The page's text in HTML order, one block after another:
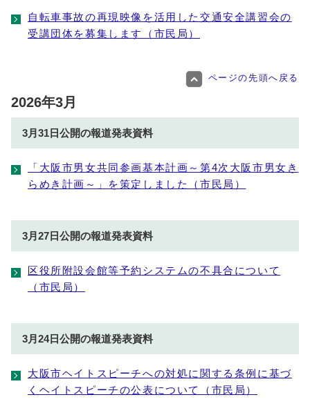
自転車事故の再現映像を活用した交通安全講習会の
受講団体を募集します（市民局）
ページの先頭へ戻る
2026年3月
3月31日公開の報道発表資料
「大阪市男女共同参画基本計画～第4次大阪市男女き
らめき計画～」を策定しました（市民局）
3月27日公開の報道発表資料
区役所附設会館等予約システムの不具合について
（市民局）
3月24日公開の報道発表資料
⼤阪市ヘイトスピーチへの対処に関する条例に基づ
くヘイトスピーチの公表について（市民局）